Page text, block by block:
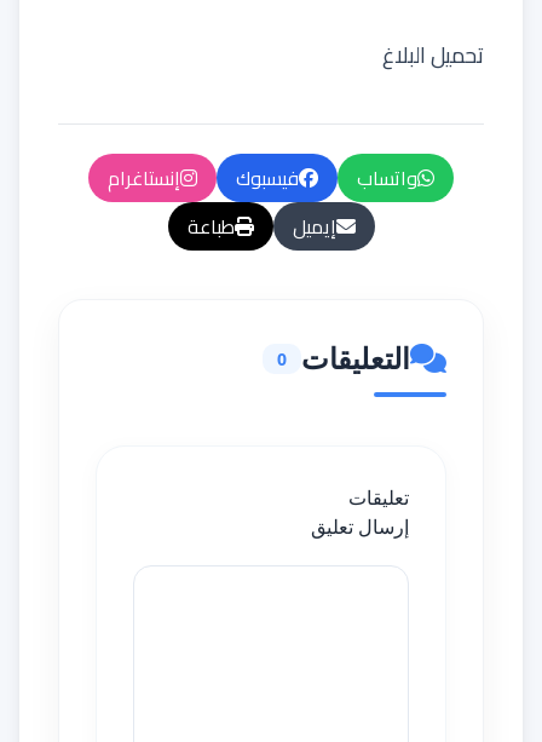
تحميل البلاغ
واتساب فيسبوك
إنستاغرام
إيميل
طباعة
التعليقات 0
تعليقات
إرسال تعليق